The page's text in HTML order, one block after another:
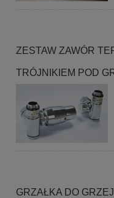
ZESTAW ZAWÓR
TRÓJNIKIEM POD
GRZAŁKA DO